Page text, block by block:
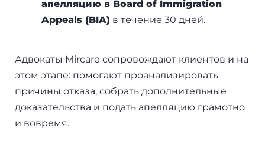
апелляцию в Board of Immigration
Appeals (BIA) в течение 30 дней.
Адвокаты Mircare сопровождают клиентов и на
этом этапе: помогают проанализировать
причины отказа, собрать дополнительные
доказательства и подать апелляцию грамотно
и вовремя.